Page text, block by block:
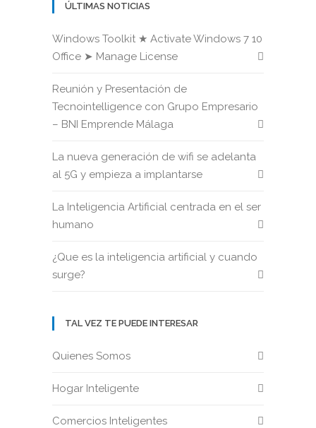
ÚLTIMAS NOTICIAS
Windows Toolkit ★ Activate Windows 7 10
Office ➤ Manage License
Reunión y Presentación de
Tecnointelligence con Grupo Empresario
– BNI Emprende Málaga
La nueva generación de wifi se adelanta
al 5G y empieza a implantarse
La Inteligencia Artificial centrada en el ser
humano
¿Que es la inteligencia artificial y cuando
surge?
TAL VEZ TE PUEDE INTERESAR
Quienes Somos
Hogar Inteligente
Comercios Inteligentes